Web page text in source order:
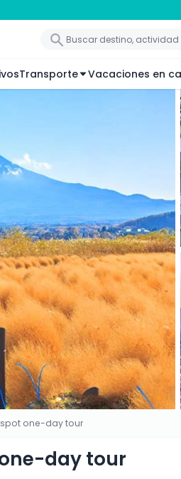
Transporte Vacaciones en
spot one-day tour
day tour